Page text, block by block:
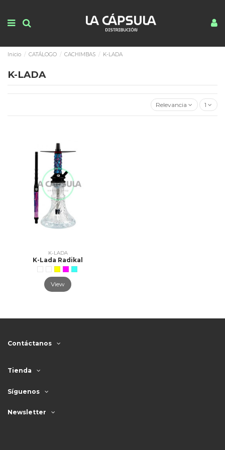
Inicio CATÁLOGO CACHIMBAS K-LADA
K-LADA
Relevancia 1
K-LADA
K-Lada Radikal
View
Contáctanos
Tienda
Síguenos
Newsletter